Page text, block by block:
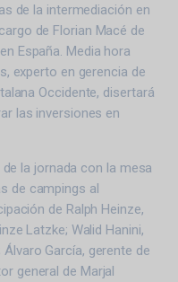
de la intermediación en
de Florian Macé de
España. Media hora
experto en gerencia de
Occidente, disertará
las inversiones en
la jornada con la mesa
de campings al
de Ralph Heinze,
Latzke; Walid Hanini,
García, gerente de
general de Marjal